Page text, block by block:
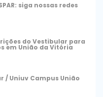
siga nossas redes
do Vestibular para
em União da Vitória
/ Uniuv Campus União